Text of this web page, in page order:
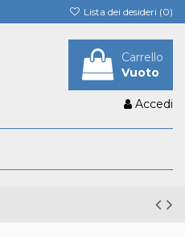
Lista dei desideri (0)
Carrello
Vuoto
Accedi